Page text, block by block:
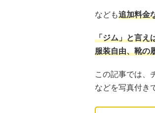
なども追加料金
「ジム」と言え
服装自由、靴の
この記事では、
などを写真付き